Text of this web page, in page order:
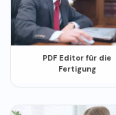
PDF Editor für die
Fertigung